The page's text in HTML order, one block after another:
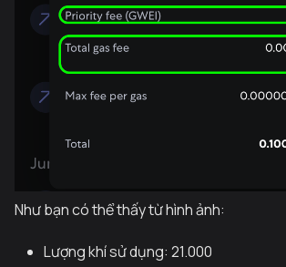
Như bạn có thể thấy từ hình ảnh:
Lượng khí sử dụng: 21.000